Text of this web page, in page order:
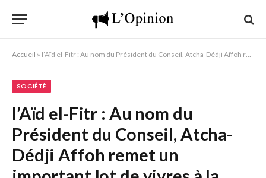
Accueil » l’Aïd el-Fitr : Au nom du Président du Conseil, Atcha-Dédji Affoh remet un important lot de vivres à la communauté musulmane des savanes
SOCIÉTÉ
l’Aïd el-Fitr : Au nom du
Président du Conseil, Atcha-
Dédji Affoh remet un